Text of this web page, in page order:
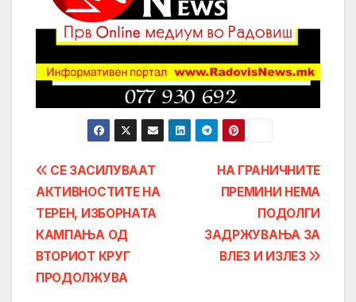
Post
navigation
НА ГРАНИЧНИТЕ
ПРЕМИНИ НЕМА
ПОДОЛГИ
ЗАДРЖУВАЊА ЗА
ВЛЕЗ И ИЗЛЕЗ
СЕ ЗАСИЛУВААТ
АКТИВНОСТИТЕ НА
ТЕРЕН, ИЗБОРНАТА
КАМПАЊА ОД
ВТОРИОТ КРУГ
ПРОДОЛЖУВА